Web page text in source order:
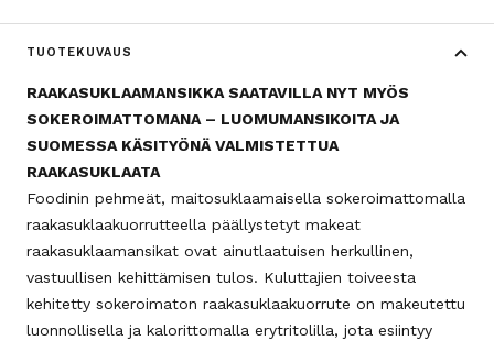
TUOTEKUVAUS
RAAKASUKLAAMANSIKKA SAATAVILLA NYT MYÖS
SOKEROIMATTOMANA – LUOMUMANSIKOITA JA
SUOMESSA KÄSITYÖNÄ VALMISTETTUA
RAAKASUKLAATA
Foodinin pehmeät, maitosuklaamaisella sokeroimattomalla
raakasuklaakuorrutteella päällystetyt makeat
raakasuklaamansikat ovat ainutlaatuisen herkullinen,
vastuullisen kehittämisen tulos. Kuluttajien toiveesta
kehitetty sokeroimaton raakasuklaakuorrute on makeutettu
luonnollisella ja kalorittomalla erytritolilla, jota esiintyy